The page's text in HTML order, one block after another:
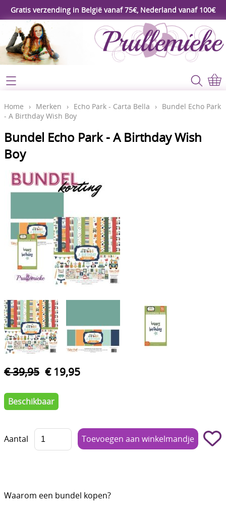
Gratis verzending in België vanaf 75€, Nederland vanaf 100€
Webshop
Koopjeshoek
****Nieuw****
Workshop
Gereedschap
Lijm - Tape - Magneten
Kaarten maken - Scrapbook
Boetseren - Modelleren
Verf en Co°
Bullet Journalling
Tekenen - Schrijven - kleuren
Haken - Vilt
Basis
Bloemen uit crêpepapier of chenille
Kleurboeken en Handboeken
Cadeaubon
Diversen
Home
Contact
Mijn account
Video's
Home › Merken › Echo Park - Carta Bella › Bundel Echo Park
- A Birthday Wish Boy
Bundel Echo Park - A Birthday Wish
Boy
€ 39,95 € 19,95
Beschikbaar
Aantal
Waarom een bundel kopen?